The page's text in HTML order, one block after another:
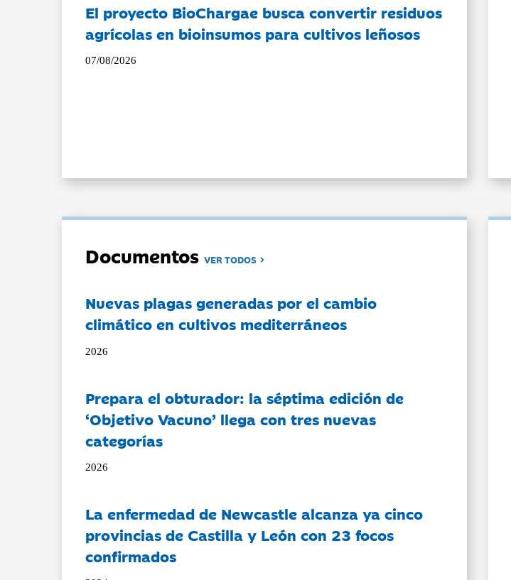
El proyecto BioChargae busca convertir residuos
agrícolas en bioinsumos para cultivos leñosos
07/08/2026
DocumentosVER TODOS
Nuevas plagas generadas por el cambio
climático en cultivos mediterráneos
2026
Prepara el obturador: la séptima edición de
‘Objetivo Vacuno’ llega con tres nuevas
categorías
2026
La enfermedad de Newcastle alcanza ya cinco
provincias de Castilla y León con 23 focos
confirmados